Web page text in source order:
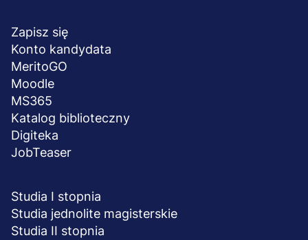
stopka
Zapisz się
Konto kandydata
MeritoGO
Moodle
MS365
Katalog biblioteczny
Digiteka
JobTeaser
Studia I stopnia
Studia jednolite magisterskie
Studia II stopnia